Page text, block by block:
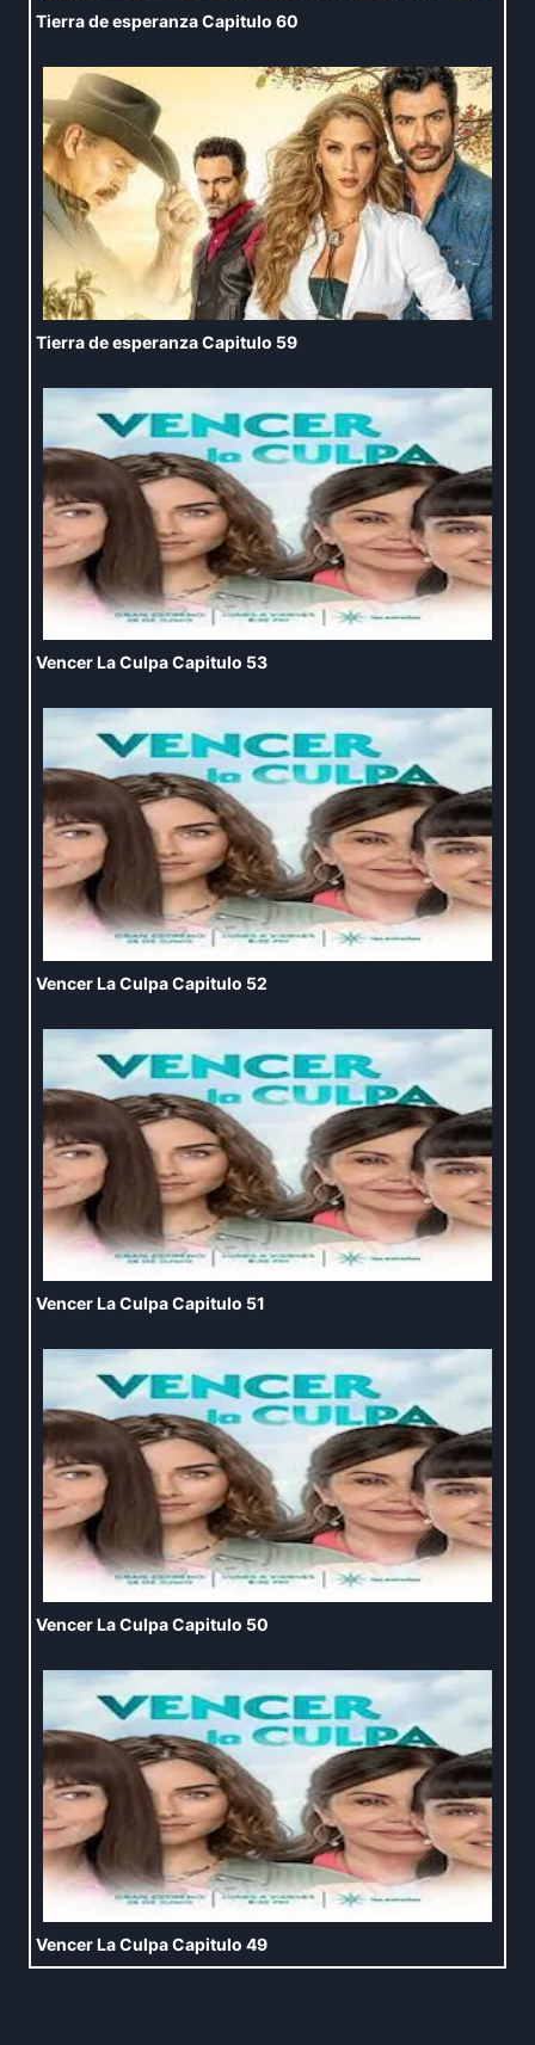
Tierra de esperanza Capitulo 60
Tierra de esperanza Capitulo 59
Vencer La Culpa Capitulo 53
Vencer La Culpa Capitulo 52
Vencer La Culpa Capitulo 51
Vencer La Culpa Capitulo 50
Vencer La Culpa Capitulo 49